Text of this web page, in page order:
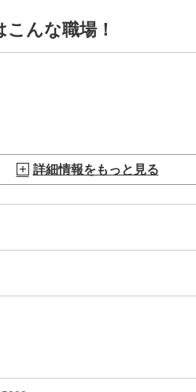
んな職場！
詳細情報をもっと見る